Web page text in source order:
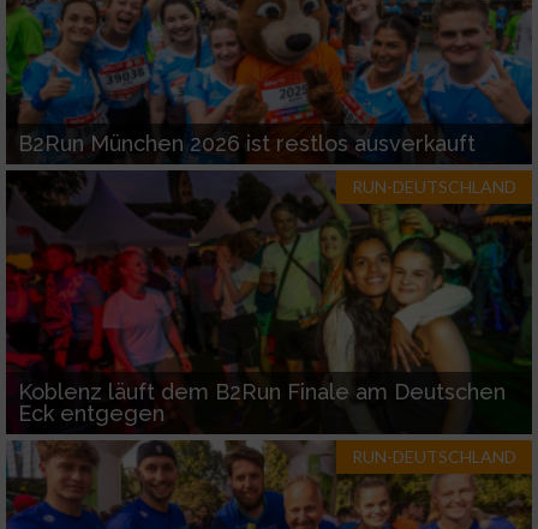
B2Run München 2026 ist restlos ausverkauft
RUN-DEUTSCHLAND
Koblenz läuft dem B2Run Finale am Deutschen
Eck entgegen
RUN-DEUTSCHLAND